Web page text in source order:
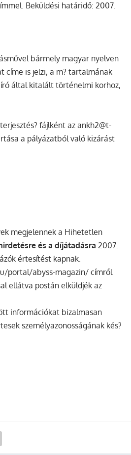
Beküldési határidő: 2007.
bármely magyar nyelven
címe is jelzi, a m? tartalmának
által kitalált történelmi korhoz,
fájlként az ankh2@t-
a pályázatból való kizárást
megjelennek a Hihetetlen
és a díjátadásra 2007.
értesítést kapnak.
portal/abyss-magazin/ címről
ellátva postán elküldjék az
információkat bizalmasan
személyazonosságának kés?